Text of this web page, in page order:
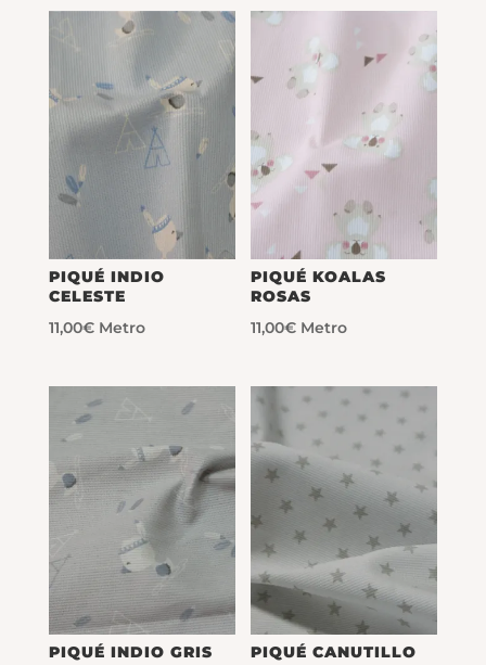
PIQUÉ INDIO
CELESTE
11,00€ Metro
PIQUÉ KOALAS
ROSAS
11,00€ Metro
PIQUÉ INDIO GRIS
PIQUÉ CANUTILLO